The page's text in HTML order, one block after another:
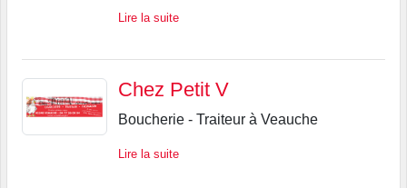
Lire la suite
Chez Petit V
Boucherie - Traiteur à Veauche
Lire la suite